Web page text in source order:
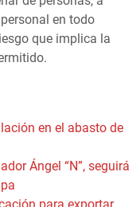
en todo
que implica la
en el abasto de
Ángel “N”, seguirá